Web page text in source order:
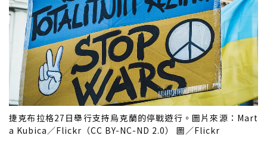
捷克布拉格27日舉行支持烏克蘭的停戰遊行。圖片來源：Mart
a Kubica／Flickr（CC BY-NC-ND 2.0） 圖／Flickr